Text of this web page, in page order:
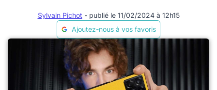
Sylvain Pichot - publié le 11/02/2024 à 12h15
Ajoutez-nous à vos favoris